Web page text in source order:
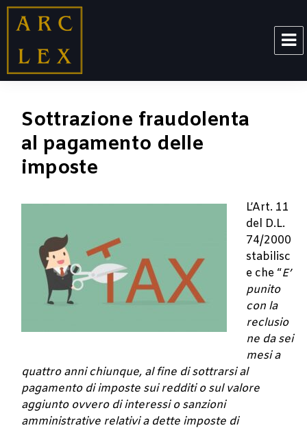
ARCLEX
Sottrazione fraudolenta
al pagamento delle
imposte
L’Art. 11
del D.L.
74/2000
stabilisc
e che “E’
punito
con la
reclusio
ne da sei
mesi a
quattro anni chiunque, al fine di sottrarsi al
pagamento di imposte sui redditi o sul valore
aggiunto ovvero di interessi o sanzioni
amministrative relativi a dette imposte di